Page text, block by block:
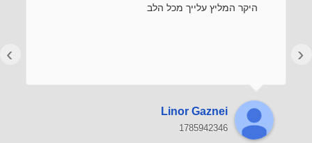
היקר המליץ עלייך מכל הלב
Linor Gaznei
1785942346
‹
›